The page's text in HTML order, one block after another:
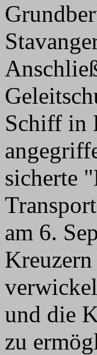
Schiff in
sicherte
am 6.
und die
zu